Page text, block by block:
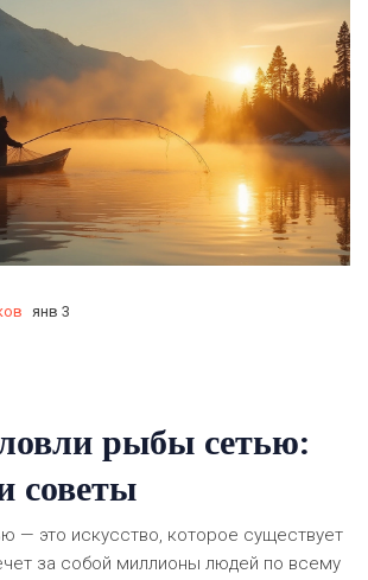
янв 3
рыбы сетью:
советы
— это искусство, которое существует
за собой миллионы людей по всему